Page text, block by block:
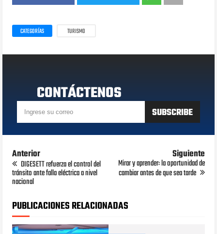
CATEGORÍAS TURISMO
CONTÁCTENOS
Anterior
DIGESETT refuerza el control del
tránsito ante falla eléctrica a nivel
nacional
Siguiente
Mirar y aprender: la oportunidad de
cambiar antes de que sea tarde
PUBLICACIONES RELACIONADAS